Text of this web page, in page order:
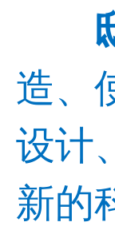
造、
设计
新的